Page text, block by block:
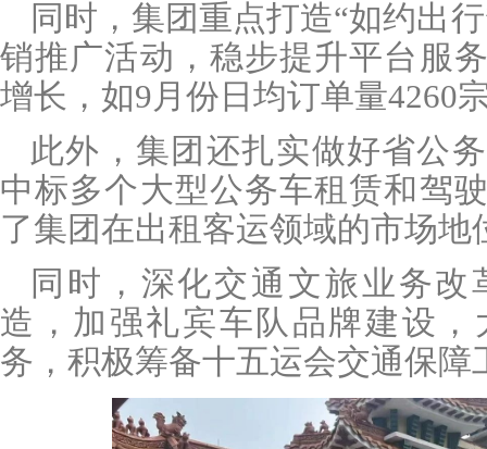
同时，集团重点打造“如约出
销推广活动，稳步提升平台服
增长，如9月份日均订单量4260
此外，集团还扎实做好省公
中标多个大型公务车租赁和驾
了集团在出租客运领域的市场地
同时，深化交通文旅业务
造，加强礼宾车队品牌建设，
务，积极筹备十五运会交通保障